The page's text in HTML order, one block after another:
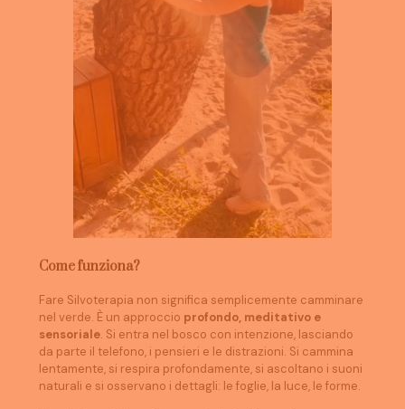
Come funziona?
Fare Silvoterapia non significa semplicemente camminare
nel verde. È un approccio profondo, meditativo e
sensoriale. Si entra nel bosco con intenzione, lasciando
da parte il telefono, i pensieri e le distrazioni. Si cammina
lentamente, si respira profondamente, si ascoltano i suoni
naturali e si osservano i dettagli: le foglie, la luce, le forme.